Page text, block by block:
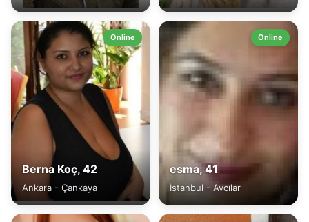
Online
Berna Koç, 42
Ankara - Çankaya
Online
esma, 41
İstanbul - Avcılar